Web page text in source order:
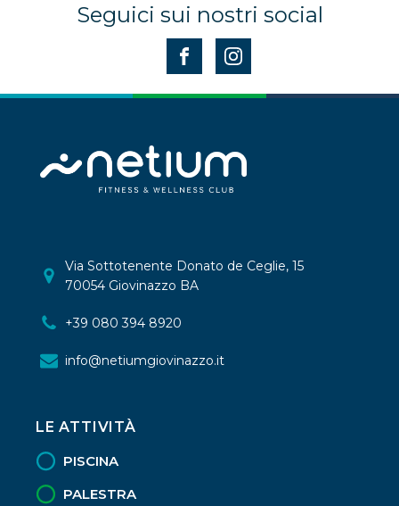
Seguici sui nostri social
Via Sottotenente Donato de Ceglie, 15
70054 Giovinazzo BA
+39 080 394 8920
info@netiumgiovinazzo.it
LE ATTIVITÀ
PISCINA
PALESTRA